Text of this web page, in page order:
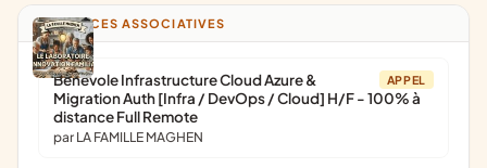
ANNONCES ASSOCIATIVES
APPEL
Bénévole Infrastructure Cloud Azure &
Migration Auth [Infra / DevOps / Cloud] H/F - 100% à
distance Full Remote
par LA FAMILLE MAGHEN